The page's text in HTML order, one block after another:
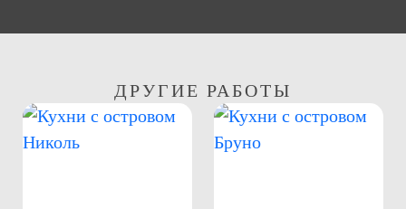
ДРУГИЕ РАБОТЫ